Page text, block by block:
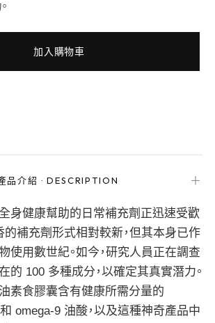
加入購物車
品介紹 ·DESCRIPTION ＋
身健康幫助的日常補充劑正迅速受歡
的補充劑形式相對較新，但其本身已作
使用數世紀。如今，研究人員正在調查
的 100 多種成分，以確定其真實潛力。
素食膠囊含有健康所需分量的
omega-9 油酸，以及這種神奇產品中